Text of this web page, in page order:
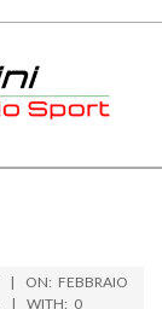
ON: FEBBRAIO
WITH: 0